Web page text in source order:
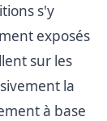
s'y
exposés
sur les
la
à base